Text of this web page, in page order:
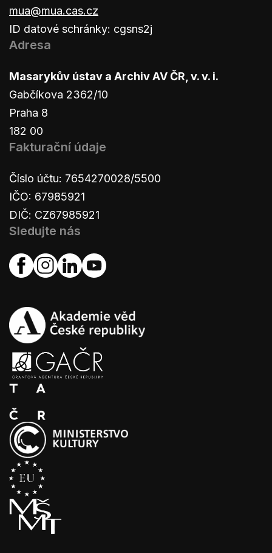
mua@mua.cas.cz
ID datové schránky: cgsns2j
Adresa
Masarykův ústav a Archiv AV ČR, v. v. i.
Gabčíkova 2362/10
Praha 8
182 00
Fakturační údaje
Číslo účtu: 7654270028/5500
IČO: 67985921
DIČ: CZ67985921
Sledujte nás